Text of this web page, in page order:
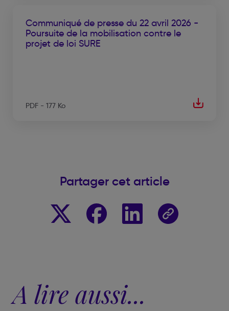
PDF - 177 Ko
Communiqué de presse du 22 avril 2026 -
Poursuite de la mobilisation contre le
projet de loi SURE
Partager cet article
A lire aussi...